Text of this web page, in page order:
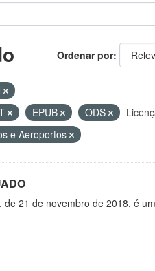
Ordenar por
EPUB ODS
e Aeroportos
21 de novembro de 2018, é